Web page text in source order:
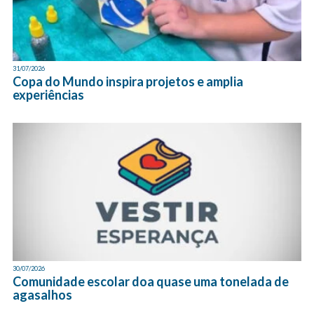
31/07/2026
Copa do Mundo inspira projetos e amplia
experiências
30/07/2026
Comunidade escolar doa quase uma tonelada de
agasalhos